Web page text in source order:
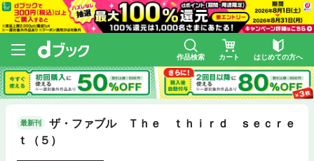
作品検索 カート はじめての方へ
最新刊
ザ・ファブル Ｔｈｅ ｔｈｉｒｄ ｓｅｃｒｅ
ｔ（５）